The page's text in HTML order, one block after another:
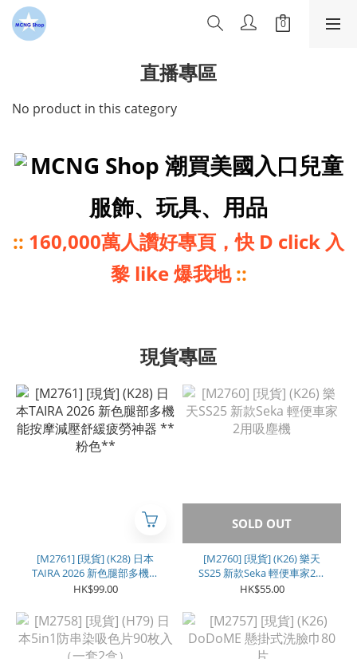
直播專區
No product in this category
MCNG Shop 潮買美國入口兒童
服飾、玩具、用品
:: 160,000萬人讚好專頁，快 D click 入
黎 like 爆我地::
現貨專區
[M2761] [現貨] (K28) 日本
TAIRA 2026 新色腿部多機能
按摩減壓舒緩疲勞神器 **粉
HK$99.00
SOLD OUT
[M2760] [現貨] (K26) 樂天
SS25 新款Seka 輕便車家2用
吸塵機
HK$55.00